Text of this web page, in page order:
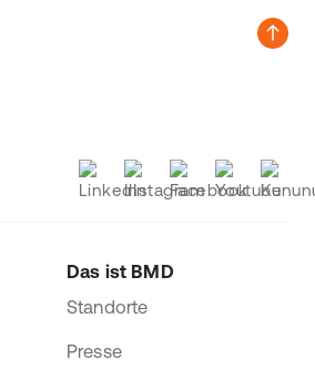
Das ist BMD
Standorte
Presse